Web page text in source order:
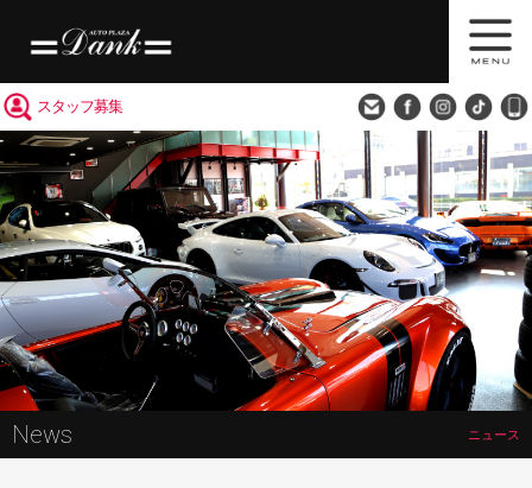
スタッフ募集
News ニュース